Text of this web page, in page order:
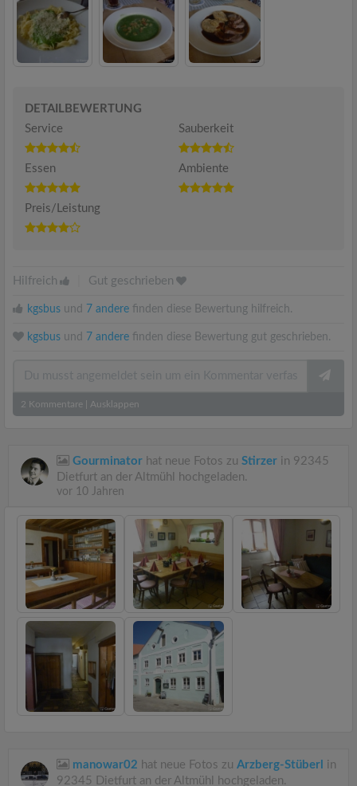
DETAILBEWERTUNG
Service
Sauberkeit
Essen Ambiente
Preis/Leistung
Hilfreich Gut geschrieben
kgsbus und 7 andere finden diese Bewertung hilfreich.
kgsbus und 7 andere finden diese Bewertung gut geschrieben.
2 Kommentare Ausklappen
Gourminator hat neue Fotos zu Stirzer in 92345
Dietfurt an der Altmühl hochgeladen.
vor 10 Jahren
manowar02 hat neue Fotos zu Arzberg-Stüberl in
92345 Dietfurt an der Altmühl hochgeladen.